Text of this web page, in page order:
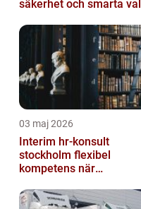
säkerhet och smarta val
03 maj 2026
Interim hr-konsult
stockholm flexibel
kompetens när
stöd